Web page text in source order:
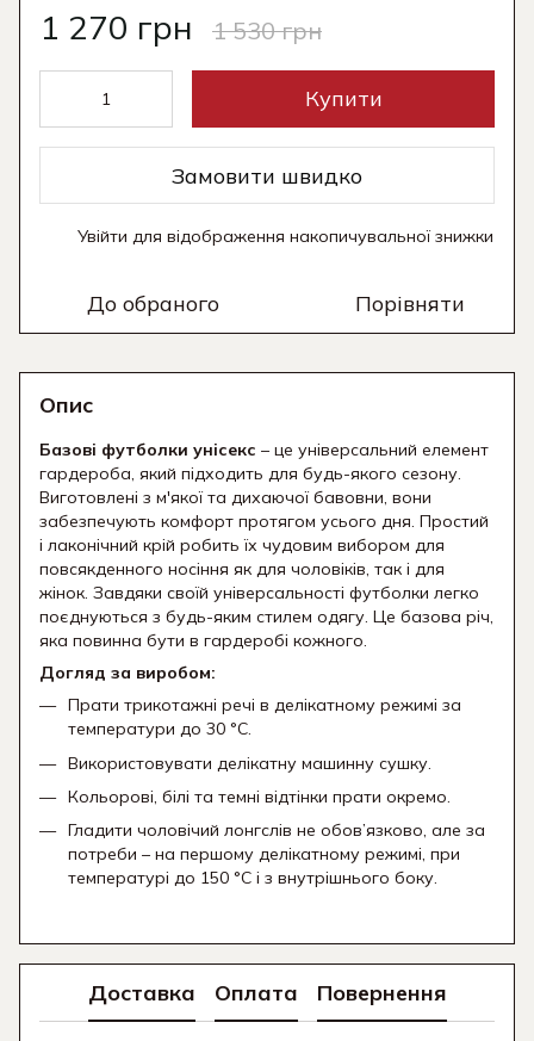
1 270 грн 1 530 грн
Купити
Замовити швидко
Увійти для відображення накопичувальної знижки
До обраного Порівняти
Опис
Базові футболки унісекс – це універсальний елемент
гардероба, який підходить для будь-якого сезону.
Виготовлені з м'якої та дихаючої бавовни, вони
забезпечують комфорт протягом усього дня. Простий
і лаконічний крій робить їх чудовим вибором для
повсякденного носіння як для чоловіків, так і для
жінок. Завдяки своїй універсальності футболки легко
поєднуються з будь-яким стилем одягу. Це базова річ,
яка повинна бути в гардеробі кожного.
Догляд за виробом:
Прати трикотажні речі в делікатному режимі за
температури до 30 °C.
Використовувати делікатну машинну сушку.
Кольорові, білі та темні відтінки прати окремо.
Гладити чоловічий лонгслів не обов’язково, але за
потреби – на першому делікатному режимі, при
температурі до 150 °C і з внутрішнього боку.
Доставка Оплата Повернення